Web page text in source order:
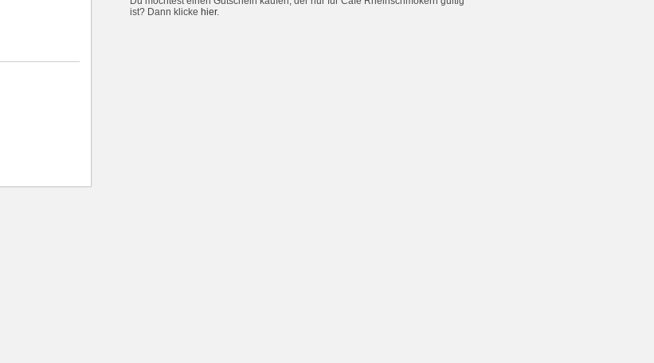
ist? Dann klicke hier.